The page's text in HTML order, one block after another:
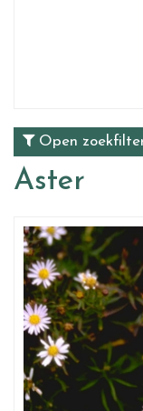
Open
Aster